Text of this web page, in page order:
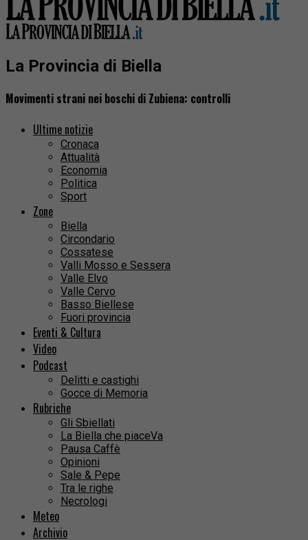
La Provincia di Biella
Movimenti strani nei boschi di Zubiena: controlli
Ultime notizie
Cronaca
Attualità
Economia
Politica
Sport
Zone
Biella
Circondario
Cossatese
Valli Mosso e Sessera
Valle Elvo
Valle Cervo
Basso Biellese
Fuori provincia
Eventi & Cultura
Video
Podcast
Delitti e castighi
Gocce di Memoria
Rubriche
Gli Sbiellati
La Biella che piaceVa
Pausa Caffè
Opinioni
Sale & Pepe
Tra le righe
Necrologi
Meteo
Archivio